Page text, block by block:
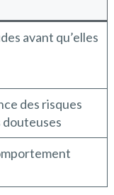
avant qu’elles
des risques
douteuses